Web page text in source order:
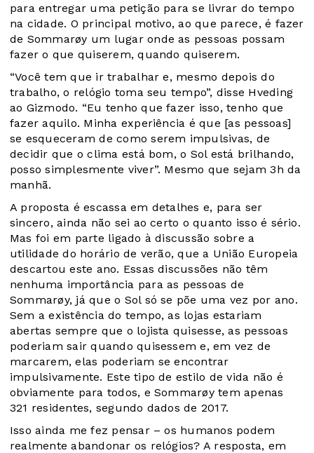
para entregar uma petição para se livrar do tempo
na cidade. O principal motivo, ao que parece, é fazer
de Sommarøy um lugar onde as pessoas possam
fazer o que quiserem, quando quiserem.
“Você tem que ir trabalhar e, mesmo depois do
trabalho, o relógio toma seu tempo”, disse Hveding
ao Gizmodo. “Eu tenho que fazer isso, tenho que
fazer aquilo. Minha experiência é que [as pessoas]
se esqueceram de como serem impulsivas, de
decidir que o clima está bom, o Sol está brilhando,
posso simplesmente viver”. Mesmo que sejam 3h da
manhã.
A proposta é escassa em detalhes e, para ser
sincero, ainda não sei ao certo o quanto isso é sério.
Mas foi em parte ligado à discussão sobre a
utilidade do horário de verão, que a União Europeia
descartou este ano. Essas discussões não têm
nenhuma importância para as pessoas de
Sommarøy, já que o Sol só se põe uma vez por ano.
Sem a existência do tempo, as lojas estariam
abertas sempre que o lojista quisesse, as pessoas
poderiam sair quando quisessem e, em vez de
marcarem, elas poderiam se encontrar
impulsivamente. Este tipo de estilo de vida não é
obviamente para todos, e Sommarøy tem apenas
321 residentes, segundo dados de 2017.
Isso ainda me fez pensar – os humanos podem
realmente abandonar os relógios? A resposta, em